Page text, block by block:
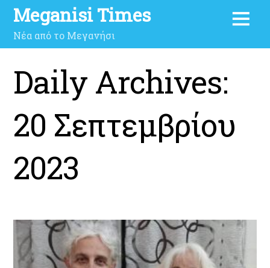
Meganisi Times
Νέα από το Μεγανήσι
Daily Archives:
20 Σεπτεμβρίου
2023